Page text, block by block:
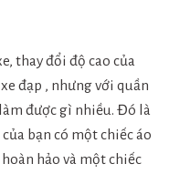
thay đổi độ cao của
đạp , nhưng với quần
được gì nhiều. Đó là
bạn có một chiếc áo
hảo và một chiếc